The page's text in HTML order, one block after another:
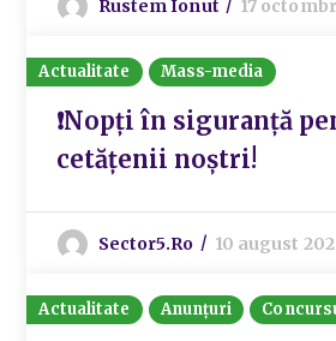
Rustem Ionut 17
Actualitate Mass-media
❗Nopți în siguranță
cetățenii noștri!
Sector5.ro 10 august
Actualitate Anunțuri